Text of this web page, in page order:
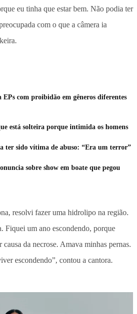
eu tinha que estar bem. Não podia ter
com o que a câmera ia
EPs com proibidão em gêneros diferentes
está solteira porque intimida os homens
ter sido vítima de abuso: “Era um terror”
sobre show em boate que pegou
resolvi fazer uma hidrolipo na região.
Fiquei um ano escondendo, porque
da necrose. Amava minhas pernas.
escondendo”, contou a cantora.